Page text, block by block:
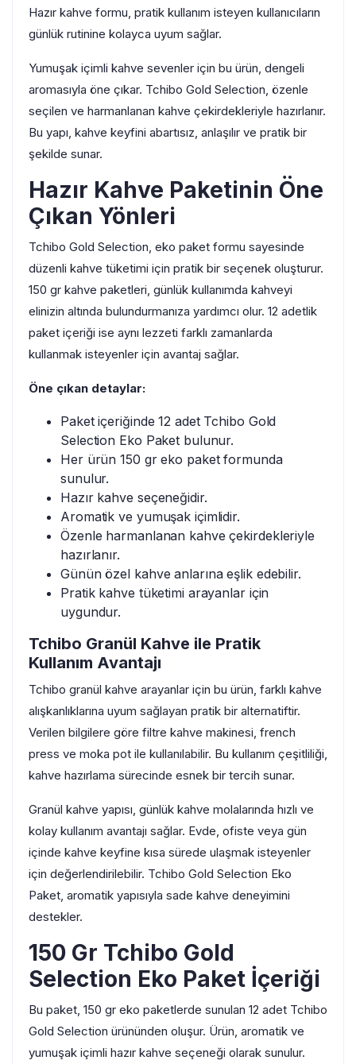
Hazır kahve formu, pratik kullanım isteyen kullanıcıların
günlük rutinine kolayca uyum sağlar.
Yumuşak içimli kahve sevenler için bu ürün, dengeli
aromasıyla öne çıkar. Tchibo Gold Selection, özenle
seçilen ve harmanlanan kahve çekirdekleriyle hazırlanır.
Bu yapı, kahve keyfini abartısız, anlaşılır ve pratik bir
şekilde sunar.
Hazır Kahve Paketinin Öne
Çıkan Yönleri
Tchibo Gold Selection, eko paket formu sayesinde
düzenli kahve tüketimi için pratik bir seçenek oluşturur.
150 gr kahve paketleri, günlük kullanımda kahveyi
elinizin altında bulundurmanıza yardımcı olur. 12 adetlik
paket içeriği ise aynı lezzeti farklı zamanlarda
kullanmak isteyenler için avantaj sağlar.
Öne çıkan detaylar:
Paket içeriğinde 12 adet Tchibo Gold
Selection Eko Paket bulunur.
Her ürün 150 gr eko paket formunda
sunulur.
Hazır kahve seçeneğidir.
Aromatik ve yumuşak içimlidir.
Özenle harmanlanan kahve çekirdekleriyle
hazırlanır.
Günün özel kahve anlarına eşlik edebilir.
Pratik kahve tüketimi arayanlar için
uygundur.
Tchibo Granül Kahve ile Pratik
Kullanım Avantajı
Tchibo granül kahve arayanlar için bu ürün, farklı kahve
alışkanlıklarına uyum sağlayan pratik bir alternatiftir.
Verilen bilgilere göre filtre kahve makinesi, french
press ve moka pot ile kullanılabilir. Bu kullanım çeşitliliği,
kahve hazırlama sürecinde esnek bir tercih sunar.
Granül kahve yapısı, günlük kahve molalarında hızlı ve
kolay kullanım avantajı sağlar. Evde, ofiste veya gün
içinde kahve keyfine kısa sürede ulaşmak isteyenler
için değerlendirilebilir. Tchibo Gold Selection Eko
Paket, aromatik yapısıyla sade kahve deneyimini
destekler.
150 Gr Tchibo Gold
Selection Eko Paket İçeriği
Bu paket, 150 gr eko paketlerde sunulan 12 adet Tchibo
Gold Selection ürününden oluşur. Ürün, aromatik ve
yumuşak içimli hazır kahve seçeneği olarak sunulur.